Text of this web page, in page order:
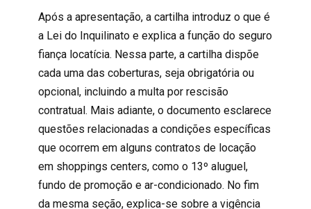
Após a apresentação, a cartilha introduz o que é
a Lei do Inquilinato e explica a função do seguro
fiança locatícia. Nessa parte, a cartilha dispõe
cada uma das coberturas, seja obrigatória ou
opcional, incluindo a multa por rescisão
contratual. Mais adiante, o documento esclarece
questões relacionadas a condições específicas
que ocorrem em alguns contratos de locação
em shoppings centers, como o 13º aluguel,
fundo de promoção e ar-condicionado. No fim
da mesma seção, explica-se sobre a vigência